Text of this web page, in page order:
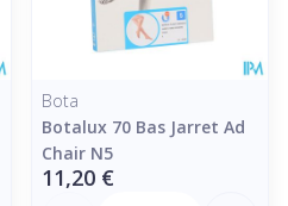
Bota
Botalux 70 Bas Jarret Ad
Chair N5
11,20 €